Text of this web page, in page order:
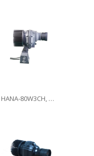
HANA-80W3CH, 80W